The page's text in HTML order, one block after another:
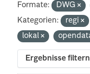
Formate: DWG
Kategorien:
regi
lokal
Ergebnisse filtern